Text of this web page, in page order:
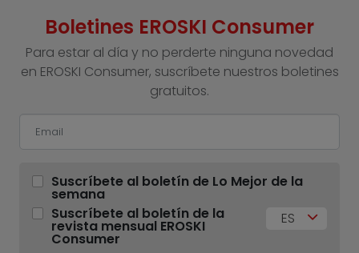
Boletines EROSKI Consumer
Para estar al día y no perderte ninguna novedad
en EROSKI Consumer, suscríbete nuestros boletines
gratuitos.
Suscríbete al boletín de Lo Mejor de la
semana
Suscríbete al boletín de la
revista mensual EROSKI
Consumer
ES